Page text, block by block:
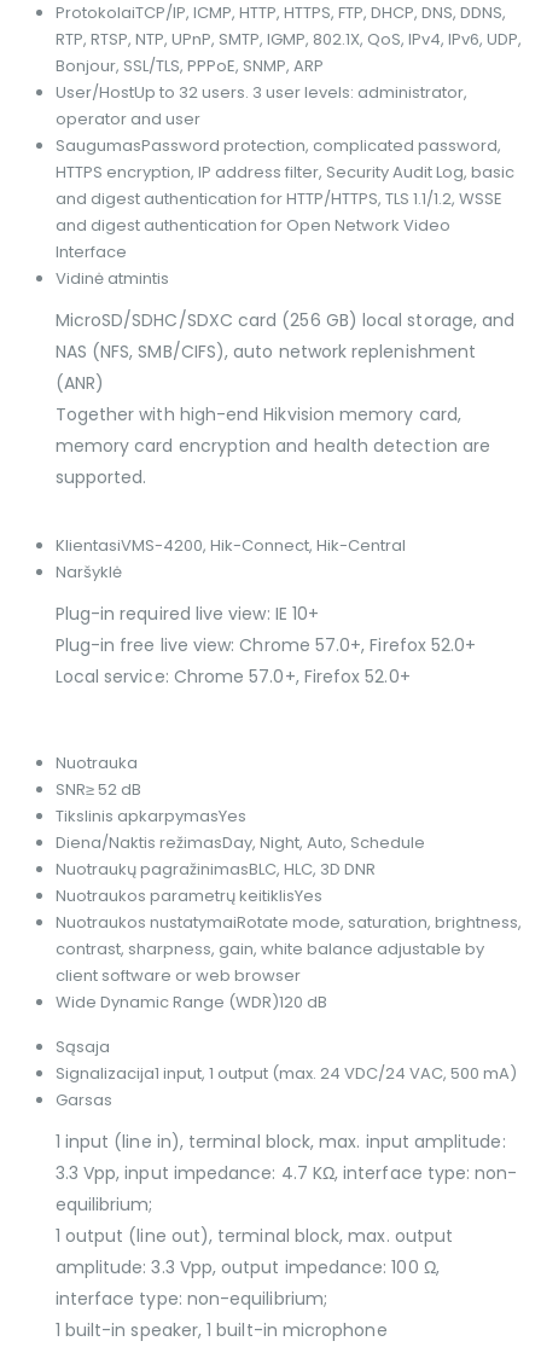
ProtokolaiTCP/IP, ICMP, HTTP, HTTPS, FTP, DHCP, DNS, DDNS,
RTP, RTSP, NTP, UPnP, SMTP, IGMP, 802.1X, QoS, IPv4, IPv6, UDP,
Bonjour, SSL/TLS, PPPoE, SNMP, ARP
User/HostUp to 32 users. 3 user levels: administrator,
operator and user
SaugumasPassword protection, complicated password,
HTTPS encryption, IP address filter, Security Audit Log, basic
and digest authentication for HTTP/HTTPS, TLS 1.1/1.2, WSSE
and digest authentication for Open Network Video
Interface
Vidinė atmintis
MicroSD/SDHC/SDXC card (256 GB) local storage, and
NAS (NFS, SMB/CIFS), auto network replenishment
(ANR)
Together with high-end Hikvision memory card,
memory card encryption and health detection are
supported.
KlientasiVMS-4200, Hik-Connect, Hik-Central
Naršyklė
Plug-in required live view: IE 10+
Plug-in free live view: Chrome 57.0+, Firefox 52.0+
Local service: Chrome 57.0+, Firefox 52.0+
Nuotrauka
SNR≥ 52 dB
Tikslinis apkarpymasYes
Diena/Naktis režimasDay, Night, Auto, Schedule
Nuotraukų pagražinimasBLC, HLC, 3D DNR
Nuotraukos parametrų keitiklisYes
Nuotraukos nustatymaiRotate mode, saturation, brightness,
contrast, sharpness, gain, white balance adjustable by
client software or web browser
Wide Dynamic Range (WDR)120 dB
Sąsaja
Signalizacija1 input, 1 output (max. 24 VDC/24 VAC, 500 mA)
Garsas
1 input (line in), terminal block, max. input amplitude:
3.3 Vpp, input impedance: 4.7 KΩ, interface type: non-
equilibrium;
1 output (line out), terminal block, max. output
amplitude: 3.3 Vpp, output impedance: 100 Ω,
interface type: non-equilibrium;
1 built-in speaker, 1 built-in microphone